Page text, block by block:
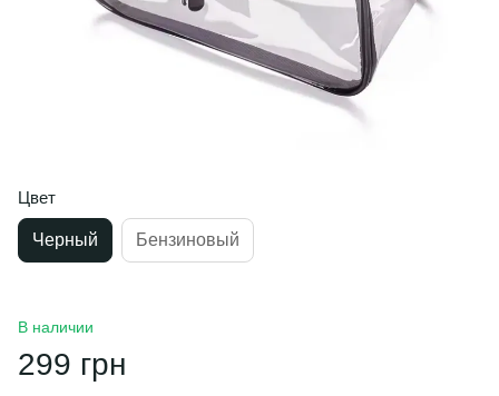
Цвет
Черный Бензиновый
В наличии
299 грн